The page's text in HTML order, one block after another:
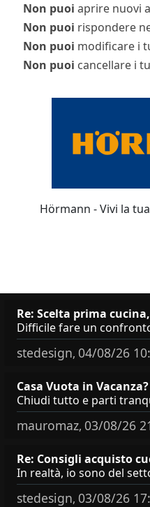
Non puoi aprire nuovi
Non puoi rispondere
Non puoi modificare i
Non puoi cancellare i
Hörmann - Vivi la
Re: Scelta prima
stedesign, 04/08/26
Casa Vuota in
mauromaz, 03/08/26
Re: Consigli acquisto
stedesign, 03/08/26